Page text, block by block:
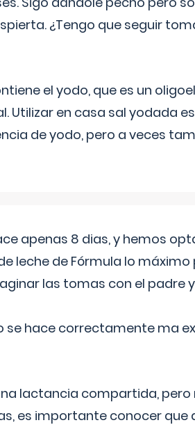
¿Tengo que seguir
el yodo, que es un
Utilizar en casa sal yodada
de yodo, pero a veces
apenas 8 dias, y hemos
leche de Fórmula lo
las tomas con el padre
se hace correctamente ma
lactancia compartida, pero
es importante conocer